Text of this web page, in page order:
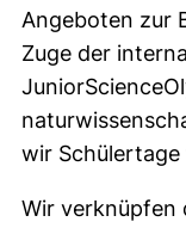
Angeboten zur
Zuge der
wir Schülertage
Wir verknüpfen